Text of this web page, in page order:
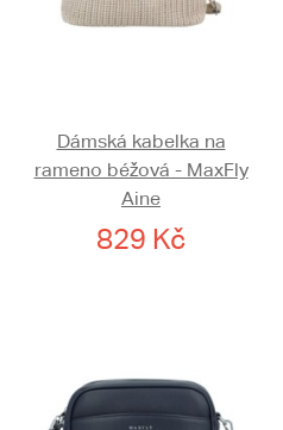
Dámská kabelka na
rameno béžová - MaxFly
Aine
829 Kč